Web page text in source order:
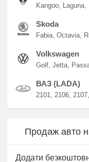
Kangoo Laguna
Skoda
Fabia Octavia
Volkswagen
Golf Jetta
ВАЗ (LADA)
2101 2106 2107
Продаж авто
Додати